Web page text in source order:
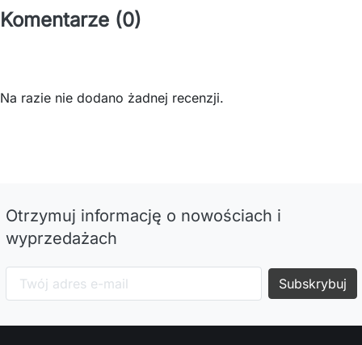
Komentarze (0)
Na razie nie dodano żadnej recenzji.
Otrzymuj informację o nowościach i
wyprzedażach